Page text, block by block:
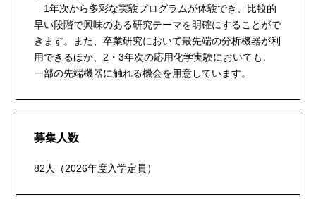
1年次から多彩な実験プログラムが体験でき、比較的
早い段階で興味のある研究テーマを明確にすることがで
きます。また、卒業研究において最先端の分析機器が利
用できるほか、2・3年次の応用化学実験においても、
一部の先端機器に触れる機会を用意しています。
募集人数
82人（2026年度入学定員）